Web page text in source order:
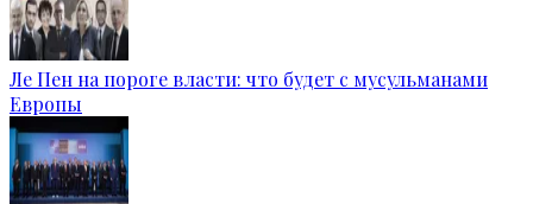
Ле Пен на пороге власти: что будет с мусульманами
Европы